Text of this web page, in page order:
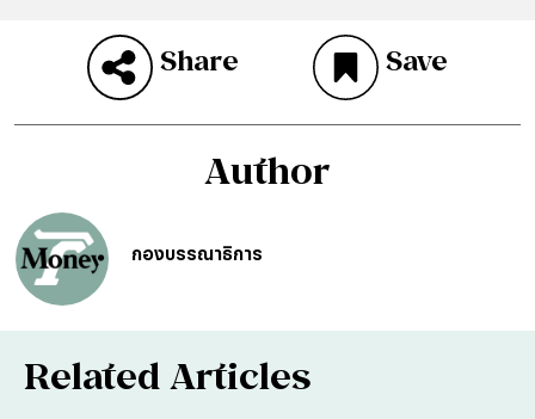
Share Save
Author
กองบรรณาธิการ
Related Articles